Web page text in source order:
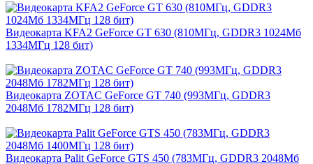
Видеокарта KFA2 GeForce GT 630 (810МГц, GDDR3 1024Мб
1334МГц 128 бит)
Видеокарта ZOTAC GeForce GT 740 (993МГц, GDDR3
2048Мб 1782МГц 128 бит)
Видеокарта Palit GeForce GTS 450 (783МГц, GDDR3 2048Мб